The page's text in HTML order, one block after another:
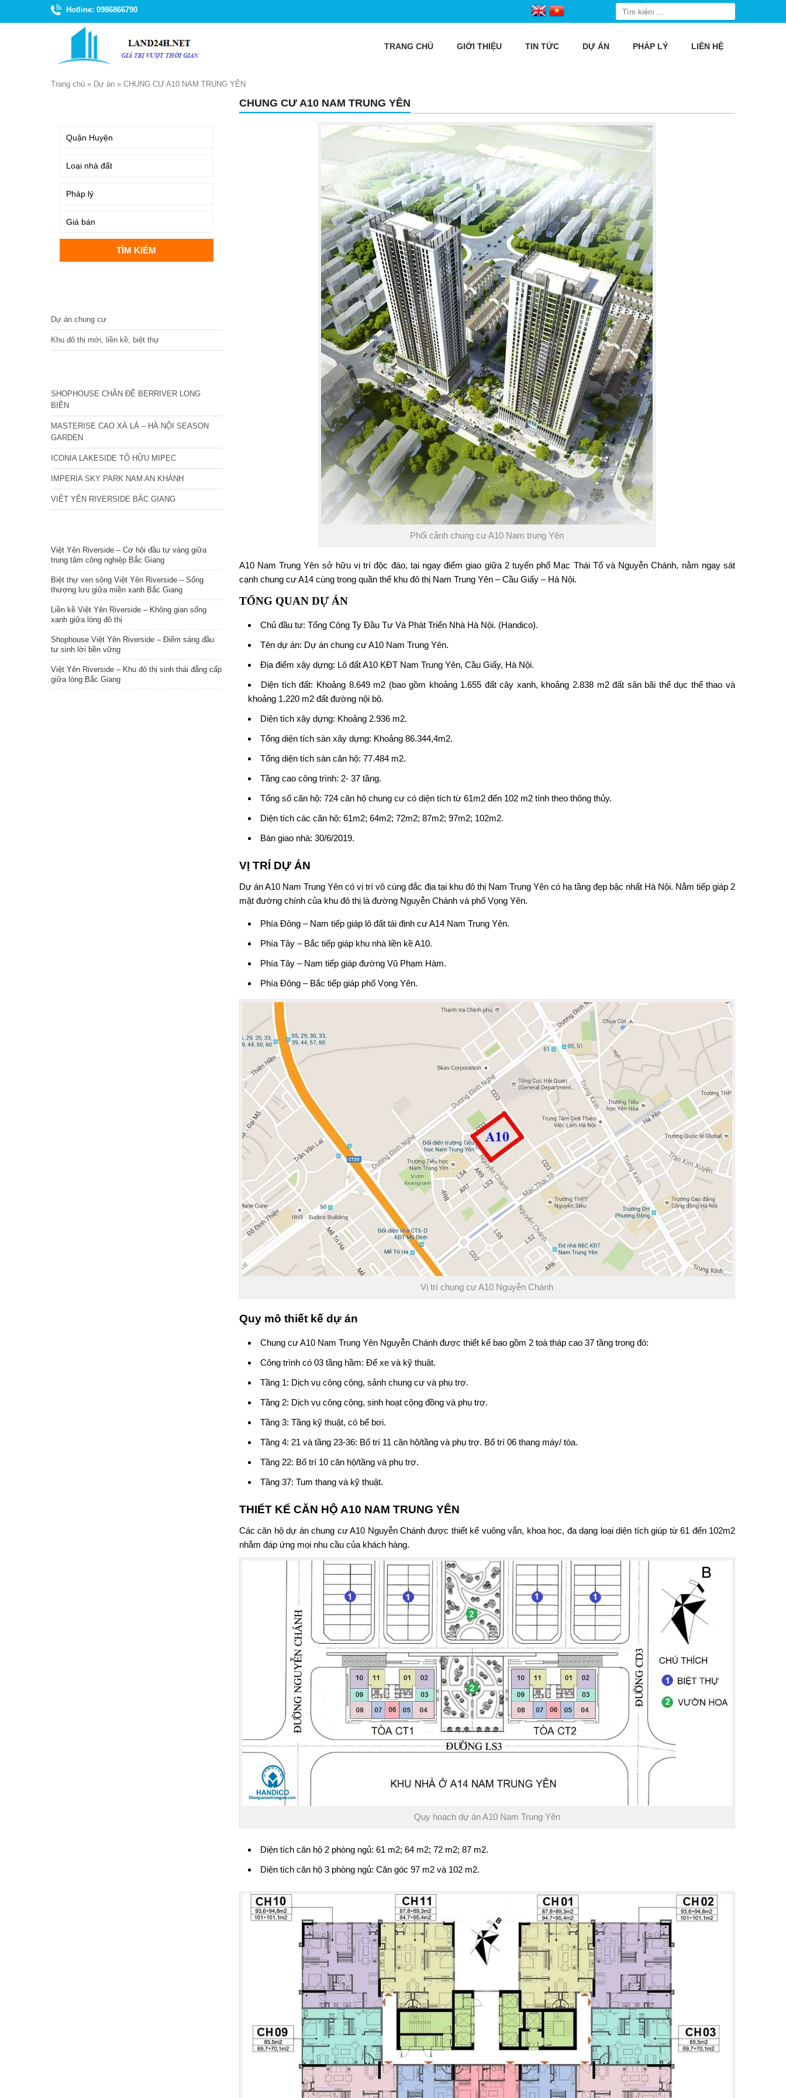
Hotline: 0986866790
TRANG CHỦ GIỚI THIỆU TIN TỨC DỰ ÁN PHÁP LÝ LIÊN HỆ
Trang chủ » Dự án » CHUNG CƯ A10 NAM TRUNG YÊN
CHUNG CƯ A10 NAM TRUNG YÊN
Phối cảnh chung cư A10 Nam trung Yên
A10 Nam Trung Yên sở hữu vị trí độc đáo, tại ngay điểm giao giữa 2 tuyến phố Mạc Thái Tổ và Nguyễn Chánh, nằm ngay sát
cạnh chung cư A14 cùng trong quần thể khu đô thị Nam Trung Yên – Cầu Giấy – Hà Nội.
TỔNG QUAN DỰ ÁN
Chủ đầu tư: Tổng Công Ty Đầu Tư Và Phát Triển Nhà Hà Nội. (Handico).
Tên dự án: Dự án chung cư A10 Nam Trung Yên.
Địa điểm xây dựng: Lô đất A10 KĐT Nam Trung Yên, Cầu Giấy, Hà Nội.
Diện tích đất: Khoảng 8.649 m2 (bao gồm khoảng 1.655 đất cây xanh, khoảng 2.838 m2 đất sân bãi thể dục thể thao và
khoảng 1.220 m2 đất đường nội bộ.
Diện tích xây dựng: Khoảng 2.936 m2.
Tổng diện tích sàn xây dựng: Khoảng 86.344,4m2.
Tổng diện tích sàn căn hộ: 77.484 m2.
Tầng cao công trình: 2- 37 tầng.
Tổng số căn hộ: 724 căn hộ chung cư có diện tích từ 61m2 đến 102 m2 tính theo thông thủy.
Diện tích các căn hộ: 61m2; 64m2; 72m2; 87m2; 97m2; 102m2.
Bàn giao nhà: 30/6/2019.
VỊ TRÍ DỰ ÁN
Dự án A10 Nam Trung Yêncó vị trí vô cùng đắc địa tại khu đô thị Nam Trung Yên có hạ tầng đẹp bậc nhất Hà Nội. Nằm tiếp giáp 2
mặt đường chính của khu đô thị là đường Nguyễn Chánh và phố Vọng Yên.
Phía Đông – Nam tiếp giáp lô đất tái định cư A14 Nam Trung Yên.
Phía Tây – Bắc tiếp giáp khu nhà liền kề A10.
Phía Tây – Nam tiếp giáp đường Vũ Phạm Hàm.
Phía Đông – Bắc tiếp giáp phố Vọng Yên.
Vị trí chung cư A10 Nguyễn Chánh
Quy mô thiết kế dự án
Chung cư A10 Nam Trung YênNguyễn Chánh được thiết kế bao gồm 2 toà tháp cao 37 tầng trong đó:
Công trình có 03 tầng hầm: Để xe và kỹ thuật.
Tầng 1: Dịch vụ công cộng, sảnh chung cư và phụ trợ.
Tầng 2: Dịch vụ công cộng, sinh hoạt cộng đồng và phụ trợ.
Tầng 3: Tầng kỹ thuật, có bể bơi.
Tầng 4: 21 và tầng 23-36: Bố trí 11 căn hộ/tầng và phụ trợ. Bố trí 06 thang máy/ tòa.
Tầng 22: Bố trí 10 căn hộ/tầng và phụ trợ.
Tầng 37: Tum thang và kỹ thuật.
THIẾT KẾ CĂN HỘ A10 NAM TRUNG YÊN
Các căn hộ dự ánchung cư A10 Nguyễn Chánh được thiết kế vuông vắn, khoa học, đa dạng loại diện tích giúp từ 61 đến 102m2
nhằm đáp ứng mọi nhu cầu của khách hàng.
Quy hoạch dự án A10 Nam Trung Yên
Diện tích căn hộ 2 phòng ngủ: 61 m2; 64 m2; 72 m2; 87 m2.
Diện tích căn hộ 3 phòng ngủ: Căn góc 97 m2 và 102 m2.
Dự án chung cư
Khu đô thị mới, liền kề, biệt thự
SHOPHOUSE CHÂN ĐẾ BERRIVER LONG
BIÊN
MASTERISE CAO XÀ LÁ – HÀ NỘI SEASON
GARDEN
ICONIA LAKESIDE TỐ HỮU MIPEC
IMPERIA SKY PARK NAM AN KHÁNH
VIỆT YÊN RIVERSIDE BẮC GIANG
Việt Yên Riverside – Cơ hội đầu tư vàng giữa
trung tâm công nghiệp Bắc Giang
Biệt thự ven sông Việt Yên Riverside – Sống
thượng lưu giữa miền xanh Bắc Giang
Liền kề Việt Yên Riverside – Không gian sống
xanh giữa lòng đô thị
Shophouse Việt Yên Riverside – Điểm sáng đầu
tư sinh lời bền vững
Việt Yên Riverside – Khu đô thị sinh thái đẳng cấp
giữa lòng Bắc Giang